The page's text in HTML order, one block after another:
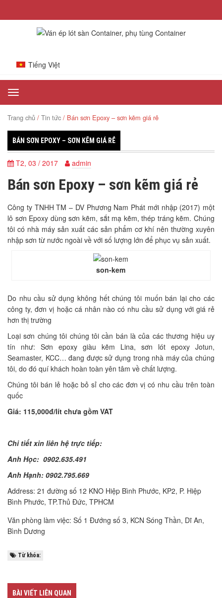
Tiếng Việt
Toggle
navigation
Trang chủ / Tin tức / Bán sơn Epoxy – sơn kẽm giá rẻ
BÁN SƠN EPOXY – SƠN KẼM GIÁ RẺ
T2, 03 / 2017 admin
Bán sơn Epoxy – sơn kẽm giá rẻ
Công ty TNHH TM – DV Phương Nam Phát mới nhập (2017) một
lô sơn Epoxy dùng sơn kẽm, sắt mạ kẽm, thép tráng kẽm. Chúng
tôi có nhà máy sản xuất các sản phẩm cơ khí nên thường xuyên
nhập sơn từ nước ngoài về với số lượng lớn để phục vụ sản xuất.
son-kem
Do nhu cầu sử dụng không hết chúng tôi muốn bán lại cho các
công ty, đơn vị hoặc cá nhân nào có nhu cầu sử dụng với giá rẻ
hơn thị trường
Loại sơn chúng tôi chúng tôi cần bán là của các thương hiệu uy
tín như: Sơn epoxy giàu kẽm Lina, sơn lót epoxy Jotun,
Seamaster, KCC… đang được sử dụng trong nhà máy của chúng
tôi, do đó quí khách hoàn toàn yên tâm về chất lượng.
Chúng tôi bán lẻ hoặc bỏ sỉ cho các đơn vị có nhu cầu trên toàn
quốc
Giá: 115,000đ/lít chưa gồm VAT
Chi tiết xin liên hệ trực tiếp:
Anh Học: 0902.635.491
Anh Hạnh: 0902.795.669
Address: 21 đường số 12 KNO Hiệp Bình Phước, KP2, P. Hiệp
Bình Phước, TP.Thủ Đức, TPHCM
Văn phòng làm việc: Số 1 Đướng số 3, KCN Sóng Thần, Dĩ An,
Bình Dương
Từ khóa:
BÀI VIẾT LIÊN QUAN